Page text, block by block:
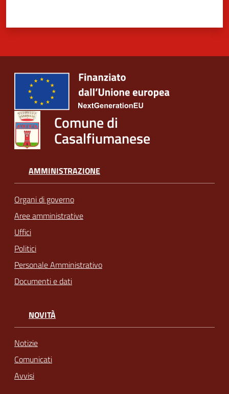
Comune di
Casalfiumanese
AMMINISTRAZIONE
Organi di governo
Aree amministrative
Uffici
Politici
Personale Amministrativo
Documenti e dati
NOVITÀ
Notizie
Comunicati
Avvisi